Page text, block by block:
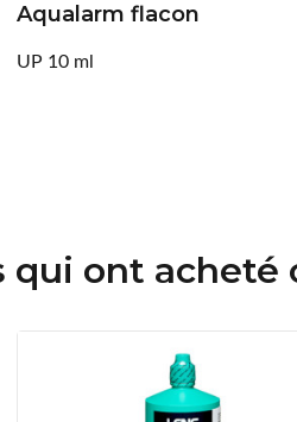
Aqualarm flacon
UP 10 ml
qui ont